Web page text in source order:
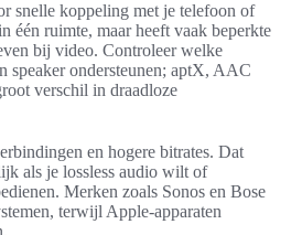
snelle koppeling met je telefoon of
één ruimte, maar heeft vaak beperkte
bij video. Controleer welke
speaker ondersteunen; aptX, AAC
verschil in draadloze
en hogere bitrates. Dat
als je lossless audio wilt of
Merken zoals Sonos en Bose
terwijl Apple-apparaten